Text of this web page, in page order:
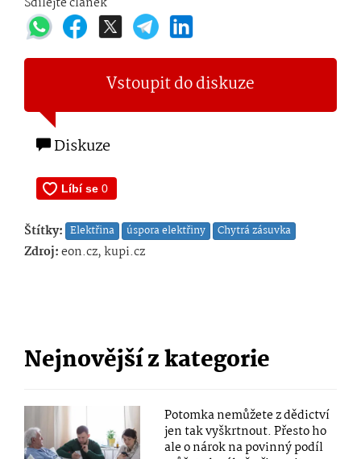
Vstoupit do diskuze
Diskuze
Štítky: Elektřina úspora elektřiny Chytrá zásuvka
Zdroj:eon.cz, kupi.cz
Nejnovější z kategorie
Potomka nemůžete z dědictví
jen tak vyškrtnout. Přesto ho
ale o nárok na povinný podíl